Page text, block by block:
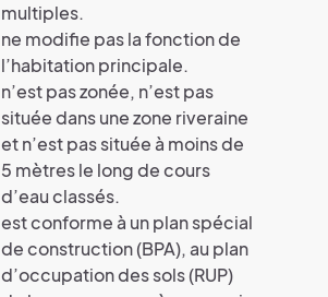
multiples.
ne modifie pas la fonction de
l’habitation principale.
n’est pas zonée, n’est pas
située dans une zone riveraine
et n’est pas située à moins de
5 mètres le long de cours
d’eau classés.
est conforme à un plan spécial
de construction (BPA), au plan
d’occupation des sols (RUP)